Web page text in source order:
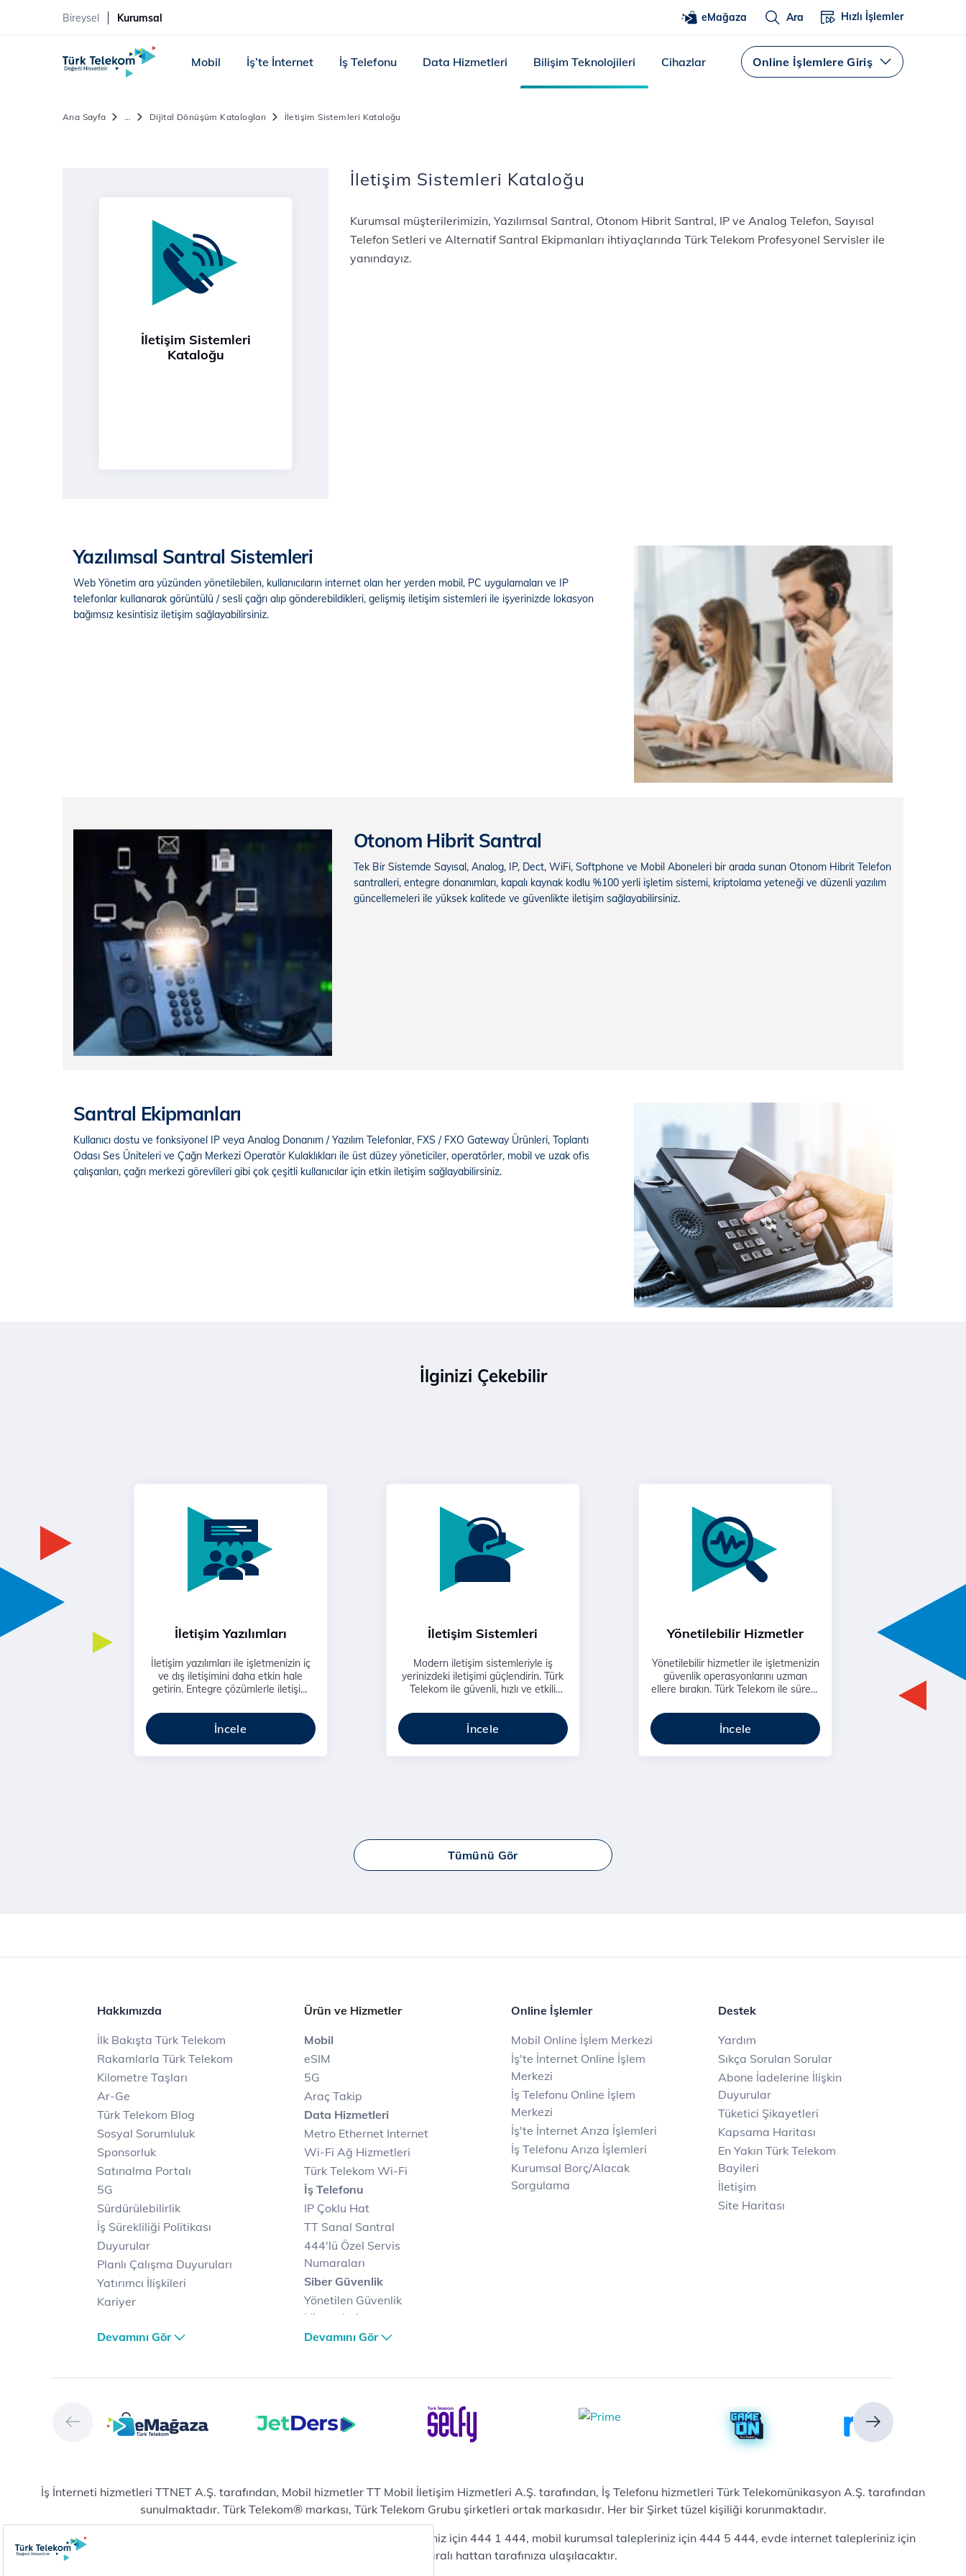
Bireysel Kurumsal eMağaza Ara Hızlı İşlemler
Mobil İş’te İnternet İş Telefonu Data Hizmetleri Bilişim Teknolojileri Cihazlar Online İşlemlere Giriş
Ana Sayfa ... Dijital Dönüşüm Katalogları İletişim Sistemleri Kataloğu
İletişim Sistemleri
Kataloğu
İletişim Sistemleri Kataloğu
Kurumsal müşterilerimizin, Yazılımsal Santral, Otonom Hibrit Santral, IP ve Analog Telefon, Sayısal
Telefon Setleri ve Alternatif Santral Ekipmanları ihtiyaçlarında Türk Telekom Profesyonel Servisler ile
yanındayız.
Yazılımsal Santral Sistemleri
Web Yönetim ara yüzünden yönetilebilen, kullanıcıların internet olan her yerden mobil, PC uygulamaları ve IP
telefonlar kullanarak görüntülü / sesli çağrı alıp gönderebildikleri, gelişmiş iletişim sistemleri ile işyerinizde lokasyon
bağımsız kesintisiz iletişim sağlayabilirsiniz.
Otonom Hibrit Santral
Tek Bir Sistemde Sayısal, Analog, IP, Dect, WiFi, Softphone ve Mobil Aboneleri bir arada sunan Otonom Hibrit Telefon
santralleri, entegre donanımları, kapalı kaynak kodlu %100 yerli işletim sistemi, kriptolama yeteneği ve düzenli yazılım
güncellemeleri ile yüksek kalitede ve güvenlikte iletişim sağlayabilirsiniz.
Santral Ekipmanları
Kullanıcı dostu ve fonksiyonel IP veya Analog Donanım / Yazılım Telefonlar, FXS / FXO Gateway Ürünleri, Toplantı
Odası Ses Üniteleri ve Çağrı Merkezi Operatör Kulaklıkları ile üst düzey yöneticiler, operatörler, mobil ve uzak ofis
çalışanları, çağrı merkezi görevlileri gibi çok çeşitli kullanıcılar için etkin iletişim sağlayabilirsiniz.
İlginizi Çekebilir
İletişim Yazılımları
İletişim yazılımları ile işletmenizin iç
ve dış iletişimini daha etkin hale
getirin. Entegre çözümlerle iletişim
İncele
İletişim Sistemleri
Modern iletişim sistemleriyle iş
yerinizdeki iletişimi güçlendirin. Türk
Telekom ile güvenli, hızlı ve etkili
İncele
Yönetilebilir Hizmetler
Yönetilebilir hizmetler ile işletmenizin
güvenlik operasyonlarını uzman
ellere bırakın. Türk Telekom ile sürekli
İncele
Tümünü Gör
Hakkımızda
İlk Bakışta Türk Telekom
Rakamlarla Türk Telekom
Kilometre Taşları
Ar-Ge
Türk Telekom Blog
Sosyal Sorumluluk
Sponsorluk
Satınalma Portalı
5G
Sürdürülebilirlik
İş Sürekliliği Politikası
Duyurular
Planlı Çalışma Duyuruları
Yatırımcı İlişkileri
Kariyer
Dağıtım
Hizmet Kalitesi Raporları
Vizyon & Değerlerimiz
Devamını Gör
Ürün ve Hizmetler
Mobil
eSIM
5G
Araç Takip
Data Hizmetleri
Metro Ethernet Internet
Wi-Fi Ağ Hizmetleri
Türk Telekom Wi-Fi
İş Telefonu
IP Çoklu Hat
TT Sanal Santral
444'lü Özel Servis
Numaraları
Siber Güvenlik
Yönetilen Güvenlik
Hizmetleri
Siber Güvenlik Merkezi
Sanal Veri Merkezi
E-posta
Bulut Tabanlı Yedekleme
Platform as a Service(PaaS)
Devamını Gör
Online İşlemler
Mobil Online İşlem Merkezi
İş'te İnternet Online İşlem
Merkezi
İş Telefonu Online İşlem
Merkezi
İş'te İnternet Arıza İşlemleri
İş Telefonu Arıza İşlemleri
Kurumsal Borç/Alacak
Sorgulama
Destek
Yardım
Sıkça Sorulan Sorular
Abone İadelerine İlişkin
Duyurular
Tüketici Şikayetleri
Kapsama Haritası
En Yakın Türk Telekom
Bayileri
İletişim
Site Haritası
İş İnterneti hizmetleri TTNET A.Ş. tarafından, Mobil hizmetler TT Mobil İletişim Hizmetleri A.Ş. tarafından, İş Telefonu hizmetleri Türk Telekomünikasyon A.Ş. tarafından
sunulmaktadır. Türk Telekom® markası, Türk Telekom Grubu şirketleri ortak markasıdır. Her bir Şirket tüzel kişiliği korunmaktadır.
Yeni abonelik ve numara taşıma başvurularında mobil bireysel talepleriniz için 444 1 444, mobil kurumsal talepleriniz için 444 5 444, evde internet talepleriniz için
444 0375 numaralı hattan tarafınıza ulaşılacaktır.